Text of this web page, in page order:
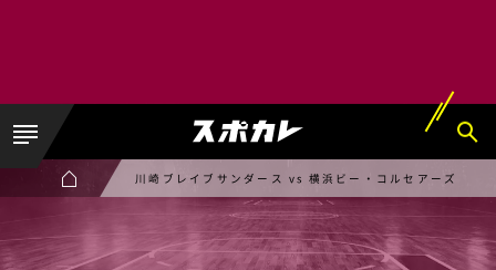
川崎ブレイブサンダース vs 横浜ビー・コルセアーズ